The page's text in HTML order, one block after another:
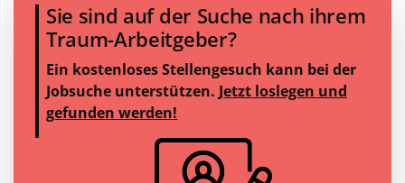
Sie sind auf der Suche nach ihrem
Traum-Arbeitgeber?
Ein kostenloses Stellengesuch kann bei der
Jobsuche unterstützen. Jetzt loslegen und
gefunden werden!